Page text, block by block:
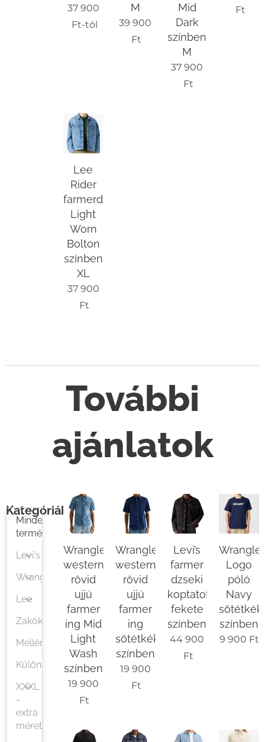
37 900
Ft-tól
M
39 900
Ft
Mid
Dark
színben
M
37 900
Ft
Ft
Lee
Rider
farmerdzseki
Light
Worn
Bolton
színben
XL
37 900
Ft
További
ajánlatok
Kategóriák
Minden
termék
Levi's
Wrangler
Lee
Zakók
Mellények
Különlegességek
XXXL
-
extra
méretek
Wrangler
western
rövid
ujjú
farmer
ing Mid
Light
Wash
színben
19 900
Ft
Wrangler
western
rövid
ujjú
farmer
ing
sötétkék
színben
19 900
Ft
Levi’s
farmer
dzseki
koptatott
fekete
színben
44 900
Ft
Wrangler
Logo
póló
Navy
sötétkék
színben
9 900 Ft